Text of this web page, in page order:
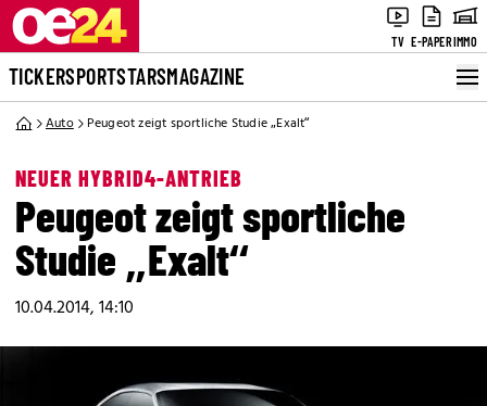
TV E-PAPERIMMO
TICKERSPORTSTARSMAGAZINE
Auto Peugeot zeigt sportliche Studie „Exalt“
NEUER HYBRID4-ANTRIEB
Peugeot zeigt sportliche
Studie „Exalt“
10.04.2014, 14:10